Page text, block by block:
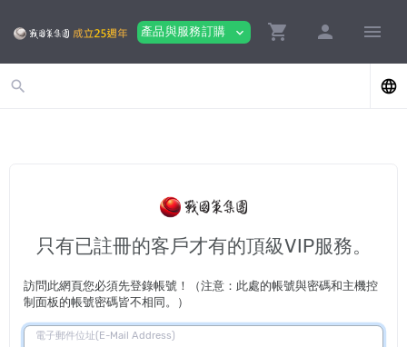
產品與服務訂購 expand_more shopping_cart person menu
search language
只有已註冊的客戶才有的頂級VIP服務。
訪問此網頁您必須先登錄帳號！（注意：此處的帳號與密碼和主機控
制面板的帳號密碼皆不相同。）
電子郵件位址(E-Mail Address)